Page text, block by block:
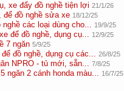
xe đẩy đồ nghề tiện lợi 21/1/26
để đồ nghề sửa xe 18/12/25
nghề các loại dùng cho... 19/9/25
để đồ nghề, dụng cụ... 12/9/25
7 ngăn 5/9/25
đồ nghề, dụng cụ các... 26/8/25
NPRO - tủ mới, sẵn... 7/8/25
ngăn 2 cánh honda màu... 16/7/25